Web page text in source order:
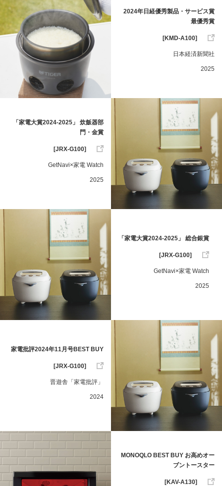
2024年日経優秀製品・サービス賞
最優秀賞
[KMD-A100]
日本経済新聞社
2025
「家電大賞2024-2025」 炊飯器部
門・金賞
[JRX-G100]
GetNavi×家電 Watch
2025
「家電大賞2024-2025」 総合銀賞
[JRX-G100]
GetNavi×家電 Watch
2025
家電批評2024年11月号BEST BUY
[JRX-G100]
晋遊舎「家電批評」
2024
MONOQLO BEST BUY お高めオー
ブントースター
[KAV-A130]